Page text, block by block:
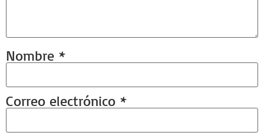
Nombre *
Correo electrónico *